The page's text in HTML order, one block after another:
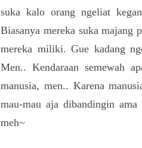
suka kalo orang ngeliat
Biasanya mereka suka majang
mereka miliki. Gue kadang
Men.. Kendaraan semewah
manusia, men.. Karena
mau-mau aja dibandingin
meh~